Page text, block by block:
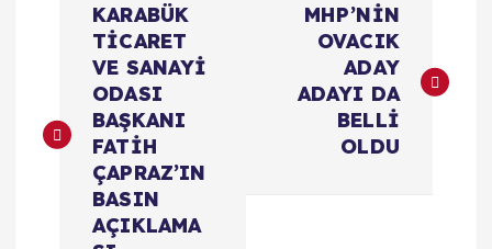
ı
KARABÜK
TİCARET
VE SANAYİ
ODASI
BAŞKANI
FATİH
ÇAPRAZ’IN
BASIN
AÇIKLAMA
MHP’NİN
OVACIK
ADAY
ADAYI DA
BELLİ
OLDU